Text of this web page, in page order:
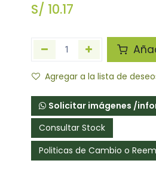
S/ 10.17
Agregar a la lista de
Solicitar imágenes /
Consultar Stock
Politicas de Cambio o